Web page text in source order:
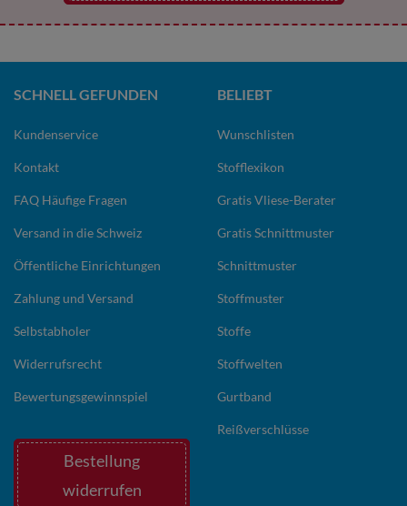
SCHNELL GEFUNDEN
Kundenservice
Kontakt
FAQ Häufige Fragen
Versand in die Schweiz
Öffentliche Einrichtungen
Zahlung und Versand
Selbstabholer
Widerrufsrecht
Bewertungsgewinnspiel
Bestellung
widerrufen
BELIEBT
Wunschlisten
Stofflexikon
Gratis Vliese-Berater
Gratis Schnittmuster
Schnittmuster
Stoffmuster
Stoffe
Stoffwelten
Gurtband
Reißverschlüsse